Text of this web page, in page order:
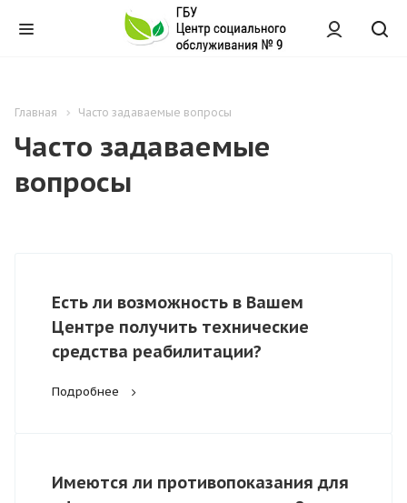
Главная Часто задаваемые вопросы
Часто задаваемые
вопросы
Есть ли возможность в Вашем
Центре получить технические
средства реабилитации?
Подробнее
Имеются ли противопоказания для